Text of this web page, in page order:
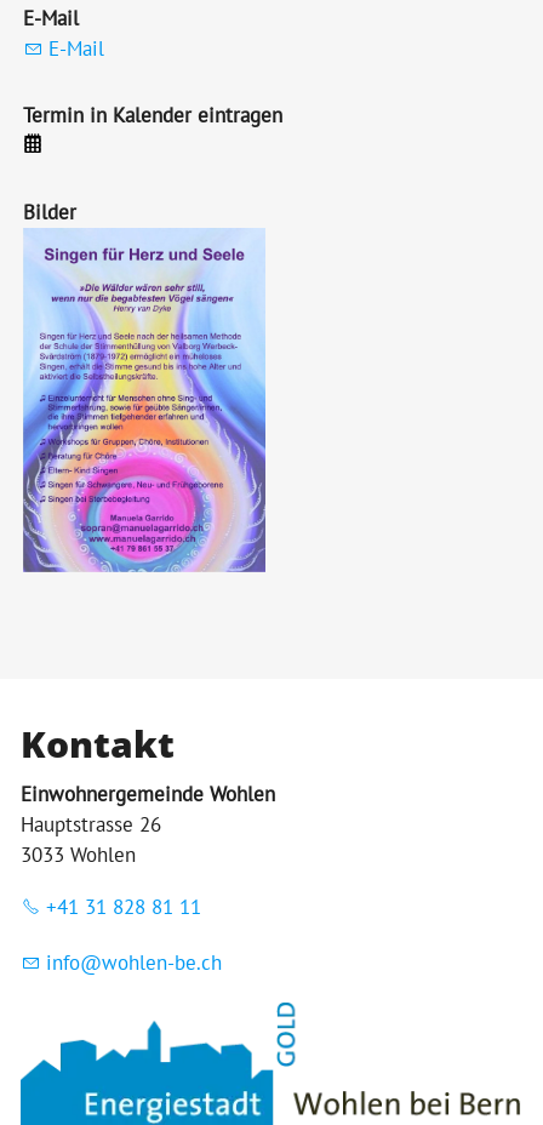
E-Mail
E-Mail
Termin in Kalender eintragen
Bilder
Kontakt
Einwohnergemeinde Wohlen
Hauptstrasse 26
3033 Wohlen
+41 31 828 81 11
nf w hl n-b ch